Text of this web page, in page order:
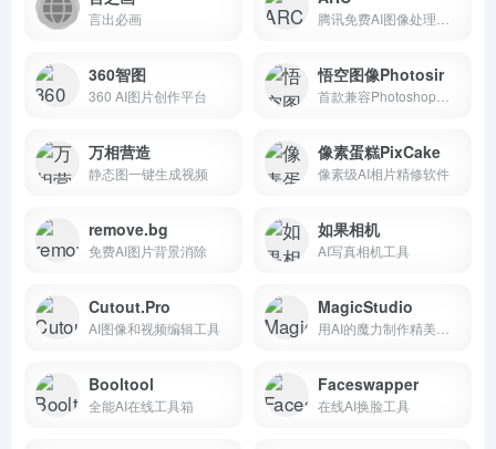
言出必画 腾讯免费AI图像处理工具
360智图
360 AI图片创作平台
悟空图像Photosir
首款兼容Photoshop的AI图像处理软件
万相营造
静态图一键生成视频
像素蛋糕PixCake
像素级AI相片精修软件
remove.bg
免费AI图片背景消除
如果相机
AI写真相机工具
Cutout.Pro
AI图像和视频编辑工具
MagicStudio
用AI的魔力制作精美图片
Booltool
全能AI在线工具箱
Faceswapper
在线AI换脸工具